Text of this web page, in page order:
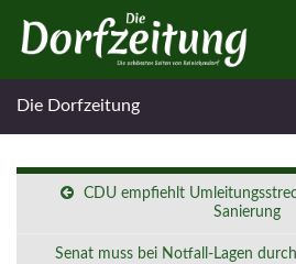
Die Dorfzeitung
CDU empfiehlt
Sanierung
Senat muss bei Notfall-Lagen